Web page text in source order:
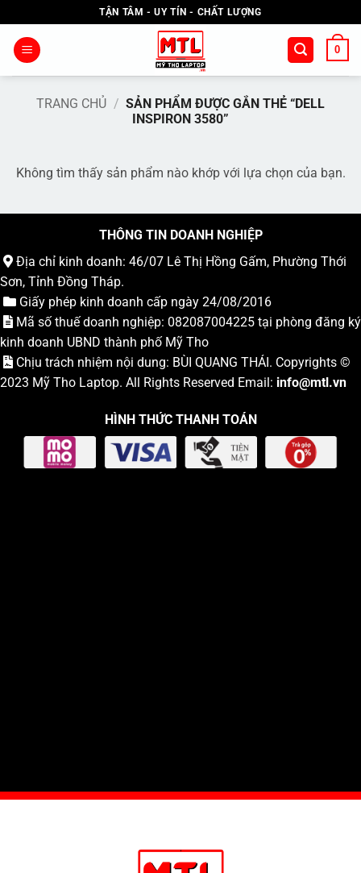
qua
nội
TẬN TÂM - UY TÍN - CHẤT LƯỢNG
0
TRANG CHỦ / SẢN PHẨM ĐƯỢC GẮN THẺ “DELL
INSPIRON 3580”
Không tìm thấy sản phẩm nào khớp với lựa chọn của bạn.
THÔNG TIN DOANH NGHIỆP
Địa chỉ kinh doanh: 46/07 Lê Thị Hồng Gấm, Phường Thới
Sơn, Tỉnh Đồng Tháp.
Giấy phép kinh doanh cấp ngày 24/08/2016
Mã số thuế doanh nghiệp: 082087004225 tại phòng đăng ký
kinh doanh UBND thành phố Mỹ Tho
Chịu trách nhiệm nội dung: BÙI QUANG THÁI. Copyrights ©
2023 Mỹ Tho Laptop. All Rights Reserved Email: info@mtl.vn
HÌNH THỨC THANH TOÁN